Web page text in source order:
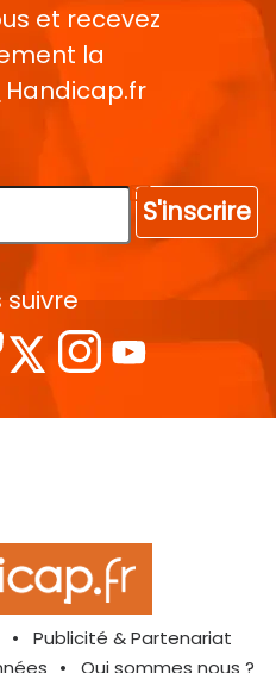
et recevez
la
Handicap.fr
S'inscrire
suivre
Publicité & Partenariat